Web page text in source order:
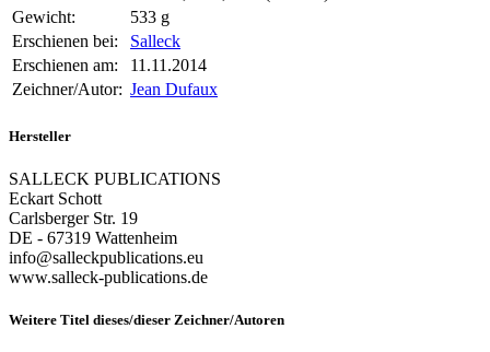
Gewicht:
533 g
Erschienen bei:
Salleck
Erschienen am:
11.11.2014
Zeichner/Autor: Jean Dufaux
Hersteller
SALLECK PUBLICATIONS
Eckart Schott
Carlsberger Str. 19
DE - 67319 Wattenheim
info@salleckpublications.eu
www.salleck-publications.de
Weitere Titel dieses/dieser Zeichner/Autoren